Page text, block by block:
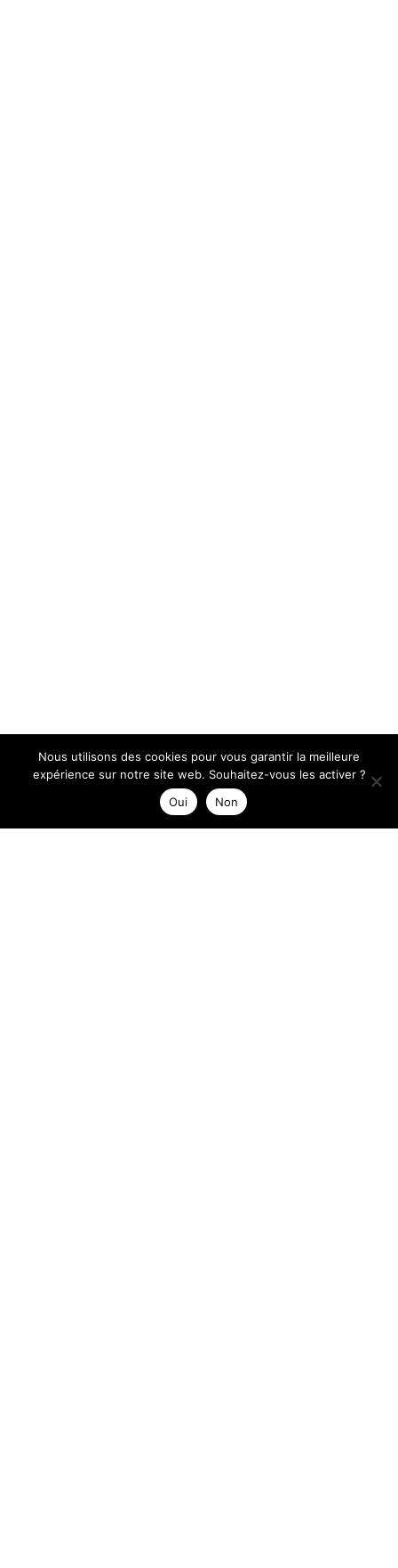
Nous utilisons des cookies pour vous garantir la meilleure
expérience sur notre site web. Souhaitez-vous les activer ?
Oui
Non